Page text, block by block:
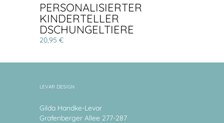
PERSONALISIERTER
KINDERTELLER
DSCHUNGELTIERE
20,95 €
LEVAR DESIGN
Gilda Handke-Levar
Grafenberger Allee 277-287